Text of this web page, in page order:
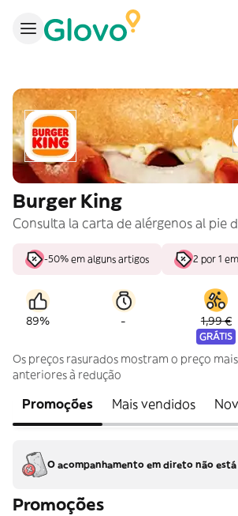
Burger King
Consulta la carta de alérgenos al pie
-50% em alguns artigos 2 por 1
89% - 1,99 €
GRÁTIS
Os preços rasurados mostram o preço
anteriores à redução
Promoções Mais vendidos
O acompanhamento em direto não
Promoções